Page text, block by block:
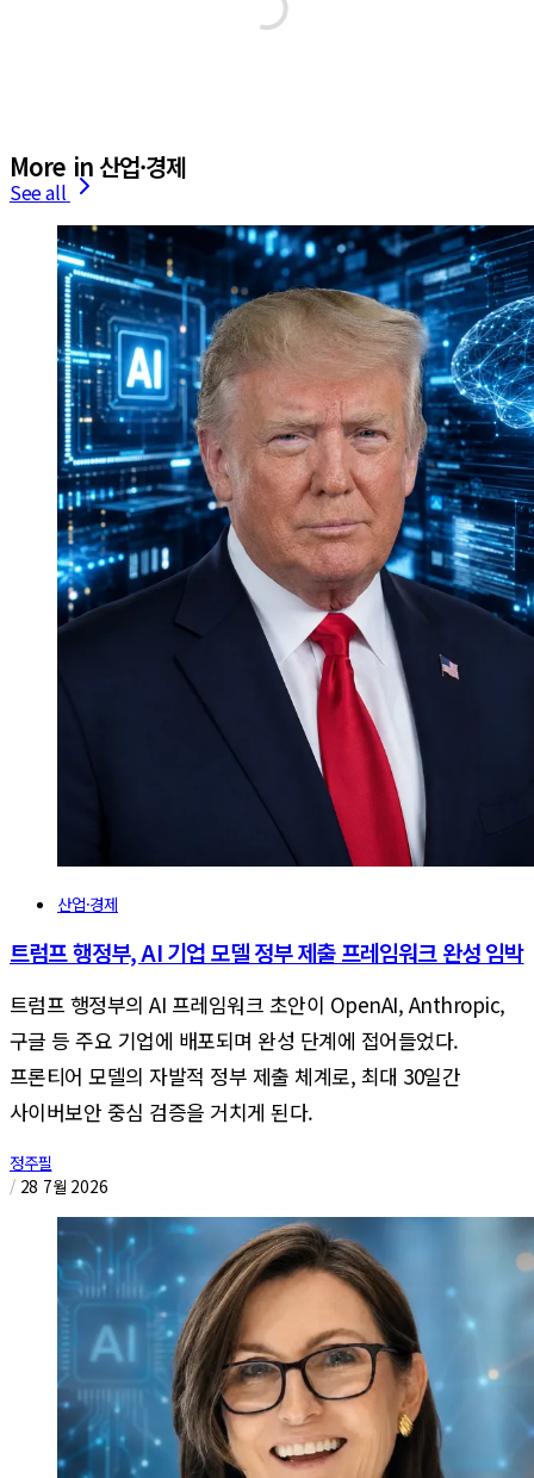
More in 산업·경제
See all
산업·경제
트럼프 행정부, AI 기업 모델 정부 제출 프레임워크 완성 임박
트럼프 행정부의 AI 프레임워크 초안이 OpenAI, Anthropic,
구글 등 주요 기업에 배포되며 완성 단계에 접어들었다.
프론티어 모델의 자발적 정부 제출 체계로, 최대 30일간
사이버보안 중심 검증을 거치게 된다.
정주필
/ 28 7월 2026